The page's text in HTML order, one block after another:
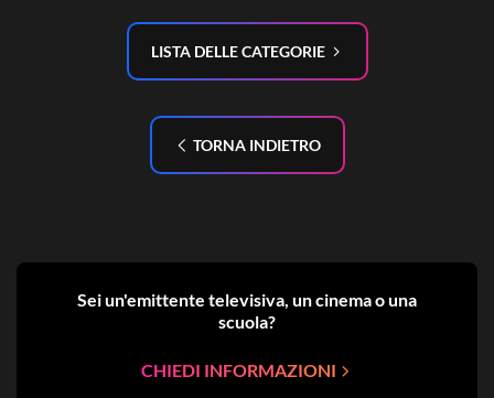
Sei un'emittente televisiva, un cinema o una
scuola?
CHIEDI INFORMAZIONI
LISTA DELLE CATEGORIE
TORNA INDIETRO